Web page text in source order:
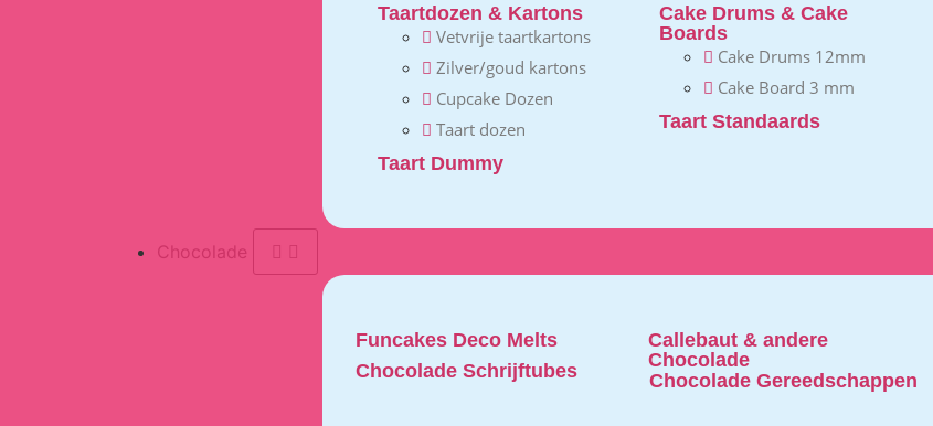
Taartdozen & Kartons
Vetvrije taartkartons
Zilver/goud kartons
Cupcake Dozen
Taart dozen
Taart Dummy
Cake Drums & Cake
Boards
Cake Drums 12mm
Cake Board 3 mm
Taart Standaards
Chocolade
Funcakes Deco Melts
Chocolade Schrijftubes
Callebaut & andere
Chocolade
Chocolade Gereedschappen